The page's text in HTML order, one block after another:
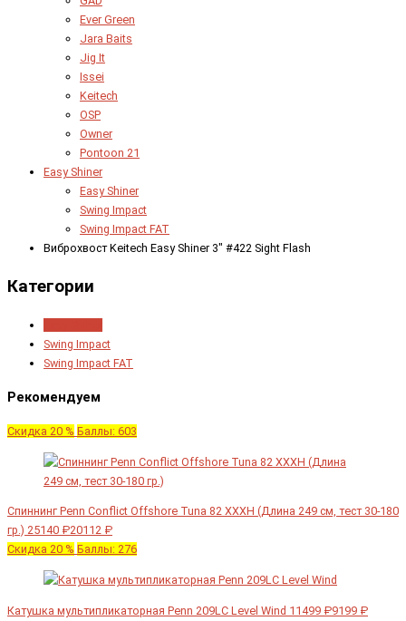
Ever Green
Jara Baits
Jig It
Issei
Keitech
OSP
Owner
Pontoon 21
Easy Shiner
Easy Shiner
Swing Impact
Swing Impact FAT
Виброхвост Keitech Easy Shiner 3" #422 Sight Flash
Категории
Swing Impact
Swing Impact FAT
Рекомендуем
Скидка 20 % Баллы: 603
Спиннинг Penn Conflict Offshore Tuna 82 XXXH (Длина 249 см, тест 30-180
гр.) 25140 ₽20112 ₽
Скидка 20 % Баллы: 276
Катушка мультипликаторная Penn 209LC Level Wind 11499 ₽9199 ₽